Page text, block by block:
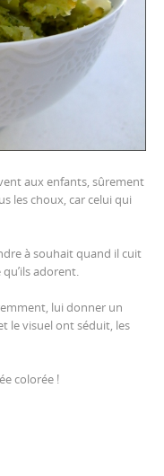
aux enfants, sûrement
les choux, car celui qui
à souhait quand il cuit
adorent.
lui donner un
le visuel ont séduit, les
colorée !